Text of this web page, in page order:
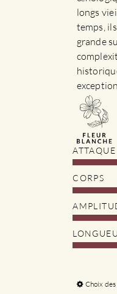
longs
temps,
grande
ATTAQUE
CORPS
Choix